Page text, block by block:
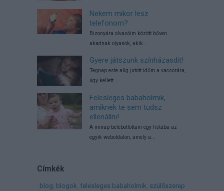
Nekem mikor lesz
telefonom?
Bizonyára olvasóim között bőven
akadnak olyanok, akik...
Gyere játszunk színházasdit!
Tegnap este alig jutott időm a vacsorára,
úgy kellett...
Felesleges babaholmik,
amiknek te sem tudsz
ellenállni!
A minap belebotlottam egy listába az
egyik weboldalon, amely a...
Címkék
blog, blogok, felesleges babaholmik, szülőszerep